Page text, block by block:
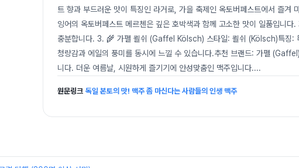
트 향과 부드러운 맛이 특징인 라거로, 가을 축제인 옥토버페스트에서 즐
잉어의 옥토버페스트 메르첸은 깊은 호박색과 함께 고소한 맛이 일품입니
충분합니다. 3. 🌾 가펠 쾰쉬 (Gaffel Kölsch) 스타일: 쾰쉬 (Kölsch)특징:
청량감과 에일의 풍미를 동시에 느낄 수 있습니다.추천 브랜드: 가펠
니다. 더운 여름날, 시원하게 즐기기에 안성맞춤인 맥주입니다....
원문링크 독일 본토의 맛! 맥주 좀 마신다는 사람들의 인생 맥주